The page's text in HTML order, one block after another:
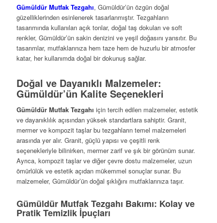
Gümüldür Mutfak Tezgahı, Gümüldür’ün özgün doğal
güzelliklerinden esinlenerek tasarlanmıştır. Tezgahların
tasarımında kullanılan açık tonlar, doğal taş dokuları ve soft
renkler, Gümüldür’ün sakin denizini ve yeşil doğasını yansıtır. Bu
tasarımlar, mutfaklarınıza hem taze hem de huzurlu bir atmosfer
katar, her kullanımda doğal bir dokunuş sağlar.
Doğal ve Dayanıklı Malzemeler:
Gümüldür’ün Kalite Seçenekleri
Gümüldür Mutfak Tezgahı için tercih edilen malzemeler, estetik
ve dayanıklılık açısından yüksek standartlara sahiptir. Granit,
mermer ve kompozit taşlar bu tezgahların temel malzemeleri
arasında yer alır. Granit, güçlü yapısı ve çeşitli renk
seçenekleriyle bilinirken, mermer zarif ve şık bir görünüm sunar.
Ayrıca, kompozit taşlar ve diğer çevre dostu malzemeler, uzun
ömürlülük ve estetik açıdan mükemmel sonuçlar sunar. Bu
malzemeler, Gümüldür’ün doğal şıklığını mutfaklarınıza taşır.
Gümüldür Mutfak Tezgahı Bakımı: Kolay ve
Pratik Temizlik İpuçları